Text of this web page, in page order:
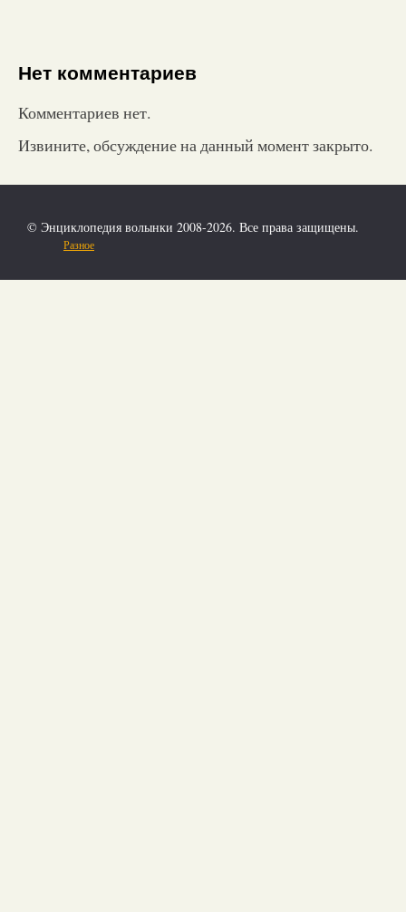
Нет комментариев
Комментариев нет.
Извините, обсуждение на данный момент закрыто.
© Энциклопедия волынки 2008-2026. Все права защищены.
Разное